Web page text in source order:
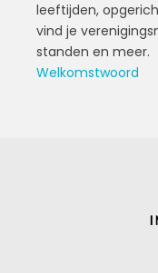
leeftijden,
vind je
standen en meer.
Welkomstwoord